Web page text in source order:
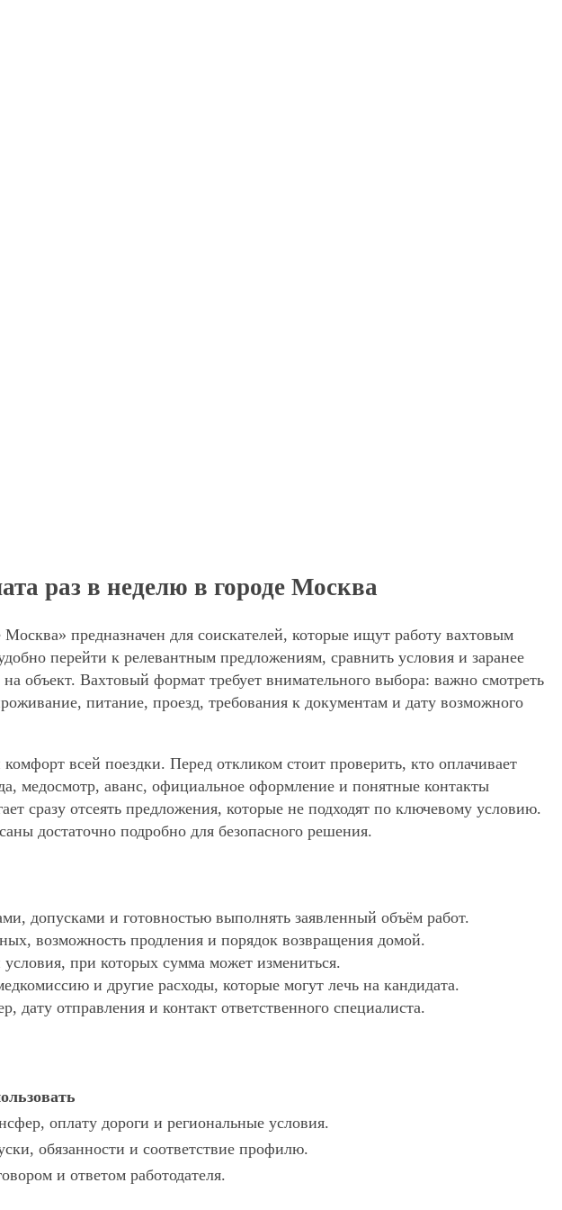
раз в неделю в городе Москва
предназначен для соискателей, которые ищут работу вахтовым
перейти к релевантным предложениям, сравнить условия и заранее
объект. Вахтовый формат требует внимательного выбора: важно смотреть
питание, проезд, требования к документам и дату возможного
всей поездки. Перед откликом стоит проверить, кто оплачивает
медосмотр, аванс, официальное оформление и понятные контакты
сразу отсеять предложения, которые не подходят по ключевому условию.
достаточно подробно для безопасного решения.
допусками и готовностью выполнять заявленный объём работ.
возможность продления и порядок возвращения домой.
при которых сумма может измениться.
и другие расходы, которые могут лечь на кандидата.
отправления и контакт ответственного специалиста.
оплату дороги и региональные условия.
обязанности и соответствие профилю.
и ответом работодателя.